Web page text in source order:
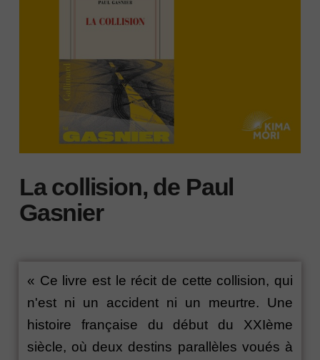
La collision, de Paul
Gasnier
« Ce livre est le récit de cette collision, qui
n'est ni un accident ni un meurtre. Une
histoire française du début du XXIème
siècle, où deux destins parallèles voués à